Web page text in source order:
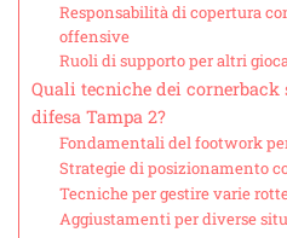
Responsabilità di copertura
offensive
Ruoli di supporto per altri
Quali tecniche dei cornerback
difesa Tampa 2?
Fondamentali del footwork
Strategie di posizionamento
Tecniche per gestire varie
Aggiustamenti per diverse